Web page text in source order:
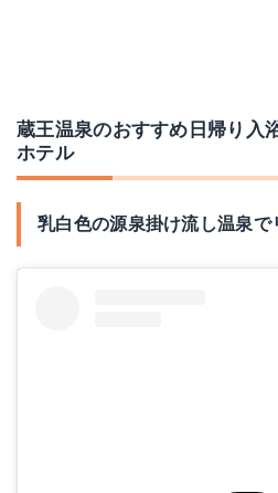
蔵王温泉のおすすめ日帰り入
ホテル
乳白色の源泉掛け流し温泉で